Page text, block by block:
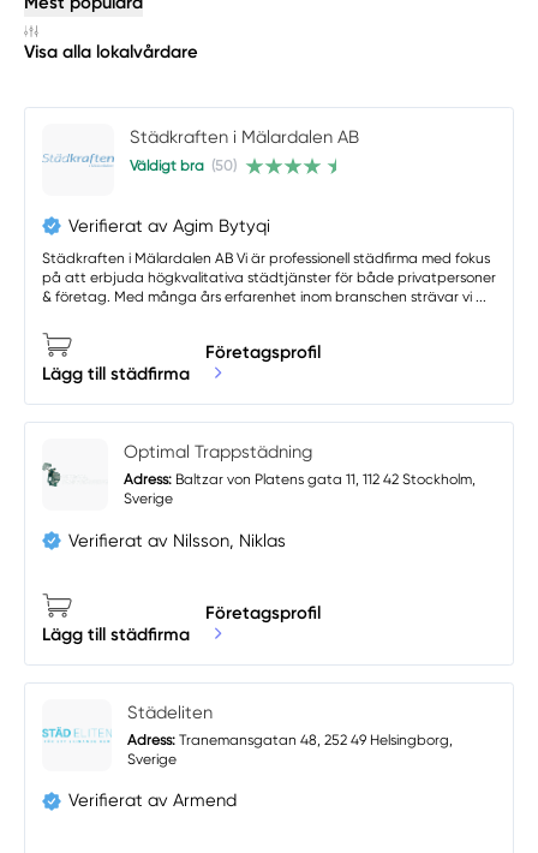
Visa alla lokalvårdare
Städkraften i Mälardalen AB
Väldigt bra (50)
Verifierat av Agim Bytyqi
Städkraften i Mälardalen AB Vi är professionell städfirma med fokus
på att erbjuda högkvalitativa städtjänster för både privatpersoner
& företag. Med många års erfarenhet inom branschen strävar vi ...
Lägg till städfirma
Företagsprofil
Optimal Trappstädning
Adress: Baltzar von Platens gata 11, 112 42 Stockholm,
Sverige
Verifierat av Nilsson, Niklas
Lägg till städfirma
Företagsprofil
Städeliten
Adress: Tranemansgatan 48, 252 49 Helsingborg,
Sverige
Verifierat av Armend